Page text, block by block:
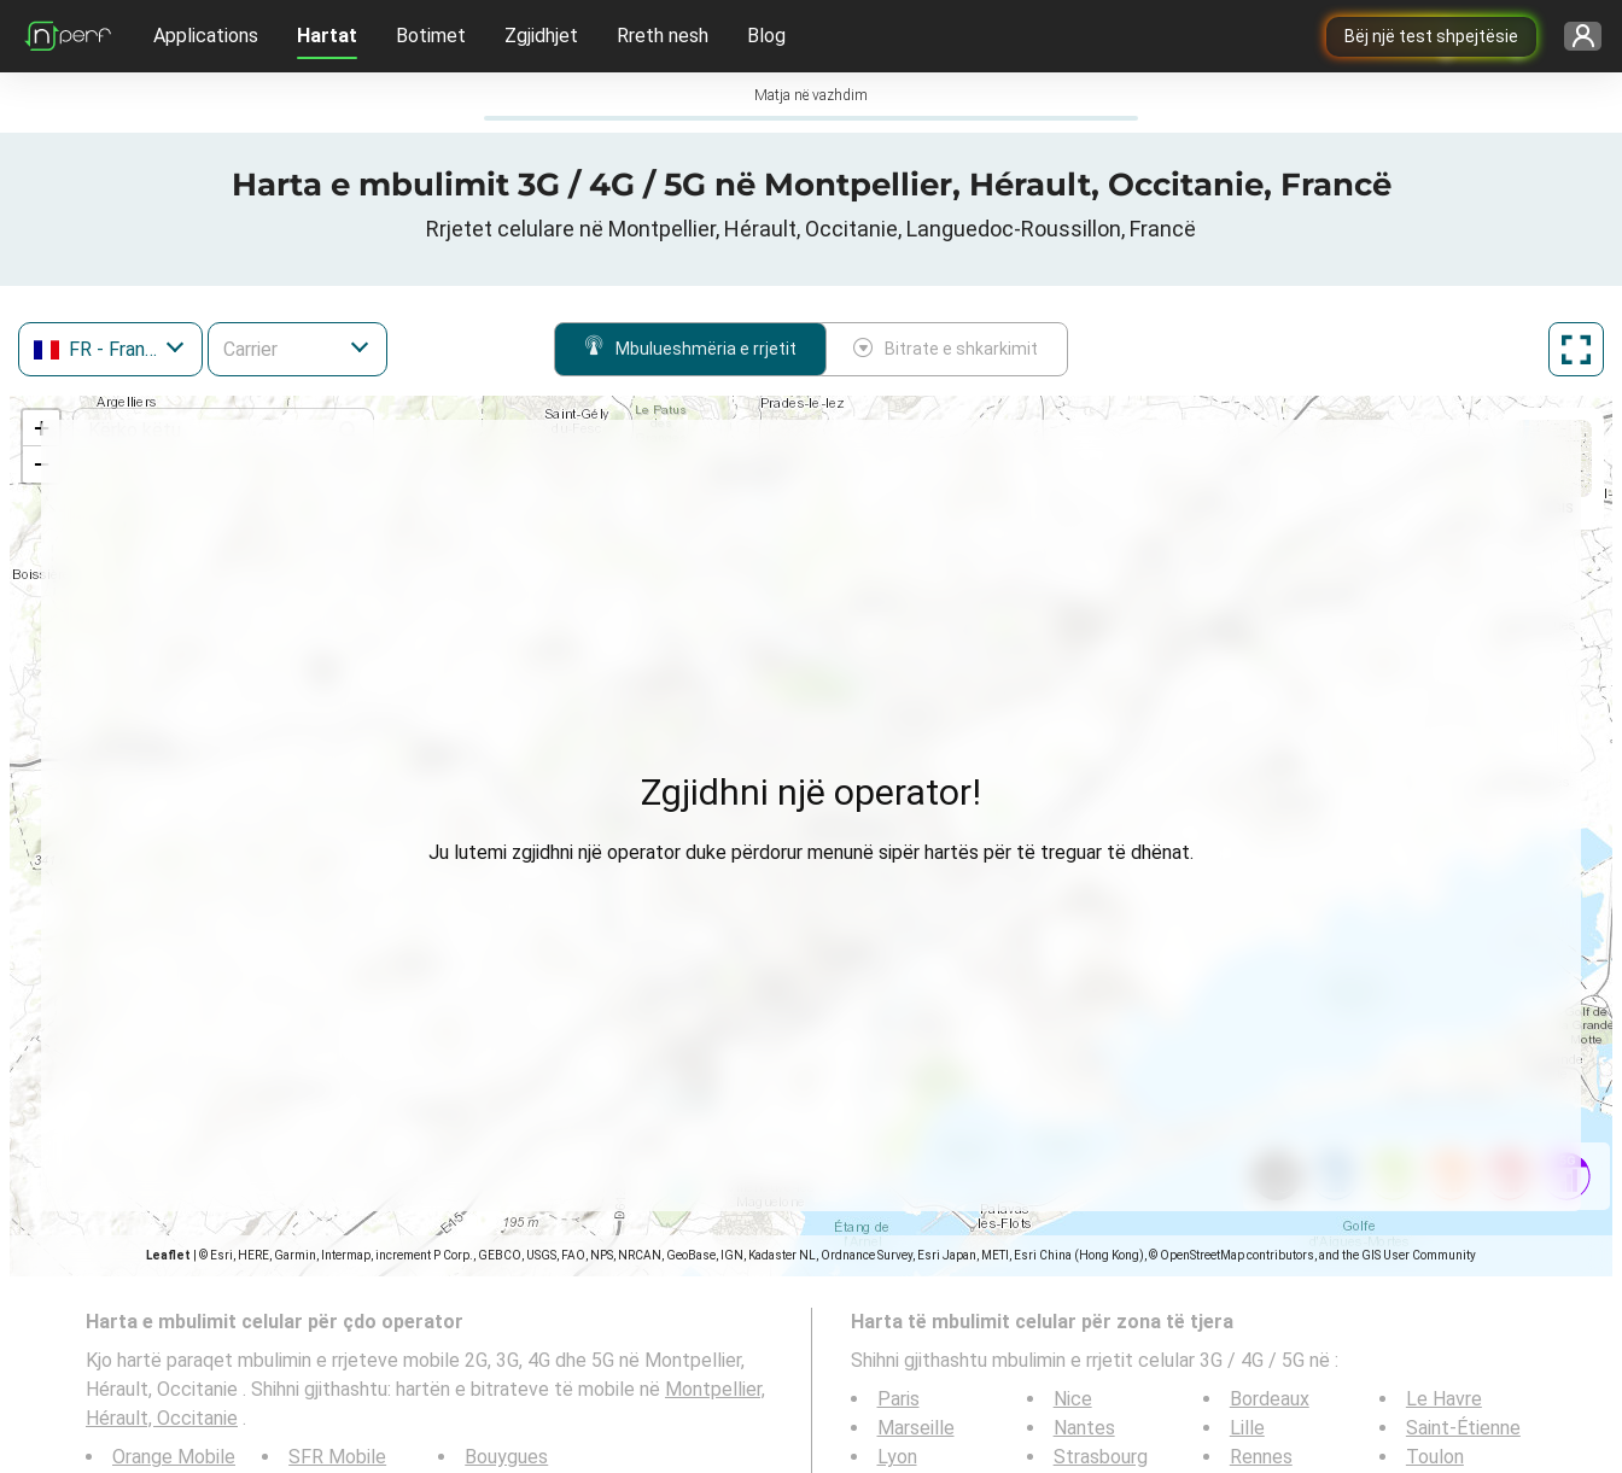
Bëj një test shpejtësie
Applications Hartat Botimet Zgjidhjet Rreth nesh Blog
Matja në vazhdim
Harta e mbulimit 3G / 4G / 5G në Montpellier, Hérault, Occitanie, Francë
Rrjetet celulare në Montpellier, Hérault, Occitanie, Languedoc-Roussillon, Francë
FR - France Mbulueshmëria e rrjetit Bitrate e shkarkimit
+
−
Leaflet © Esri, HERE, Garmin, Intermap, increment P Corp., GEBCO, USGS, FAO, NPS, NRCAN, GeoBase, IGN, Kadaster NL, Ordnance Survey, Esri Japan, METI, Esri China (Hong Kong), © OpenStreetMap contributors, and the GIS User Community
Zgjidhni një operator!
Ju lutemi zgjidhni një operator duke përdorur menunë sipër hartës për të treguar të dhënat.
Harta e mbulimit celular për çdo operator
Kjo hartë paraqet mbulimin e rrjeteve mobile 2G, 3G, 4G dhe 5G në Montpellier,
Hérault, Occitanie . Shihni gjithashtu: hartën e bitrateve të mobile në Montpellier,
Hérault, Occitanie .
Orange Mobile
SFR Mobile
Bouygues
Harta të mbulimit celular për zona të tjera
Shihni gjithashtu mbulimin e rrjetit celular 3G / 4G / 5G në :
Paris
Marseille
Lyon
Nice
Nantes
Strasbourg
Bordeaux
Lille
Rennes
Le Havre
Saint-Étienne
Toulon